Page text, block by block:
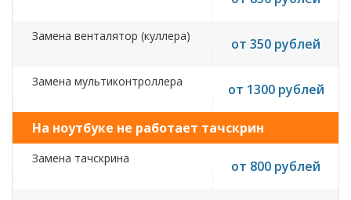
Замена венталятор (куллера) от 350 рублей
Замена мультиконтроллера от 1300 рублей
На ноутбуке не работает тачскрин
Замена тачскрина от 800 рублей